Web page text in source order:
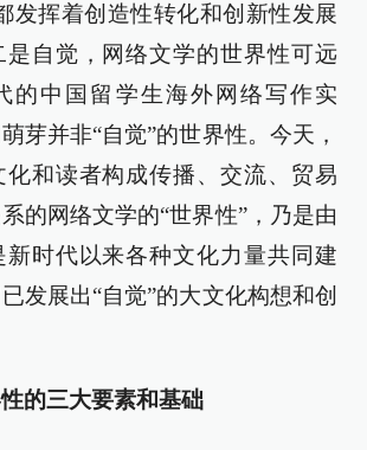
发挥着创造性转化和创新性发展
是自觉，网络文学的世界性可远
的中国留学生海外网络写作实
芽并非“自觉”的世界性。今天，
和读者构成传播、交流、贸易
的网络文学的“世界性”，乃是由
新时代以来各种文化力量共同建
发展出“自觉”的大文化构想和创
的三大要素和基础